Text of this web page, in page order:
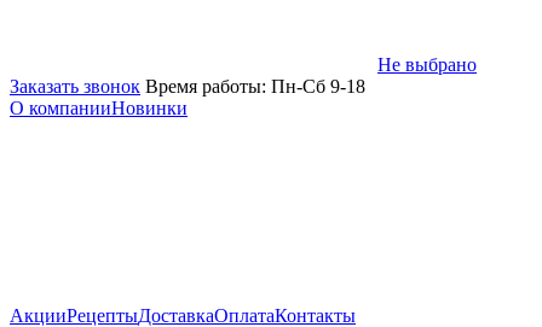
Не выбрано
Заказать звонок Время работы: Пн-Сб 9-18
О компанииНовинки
АкцииРецептыДоставкаОплатаКонтакты